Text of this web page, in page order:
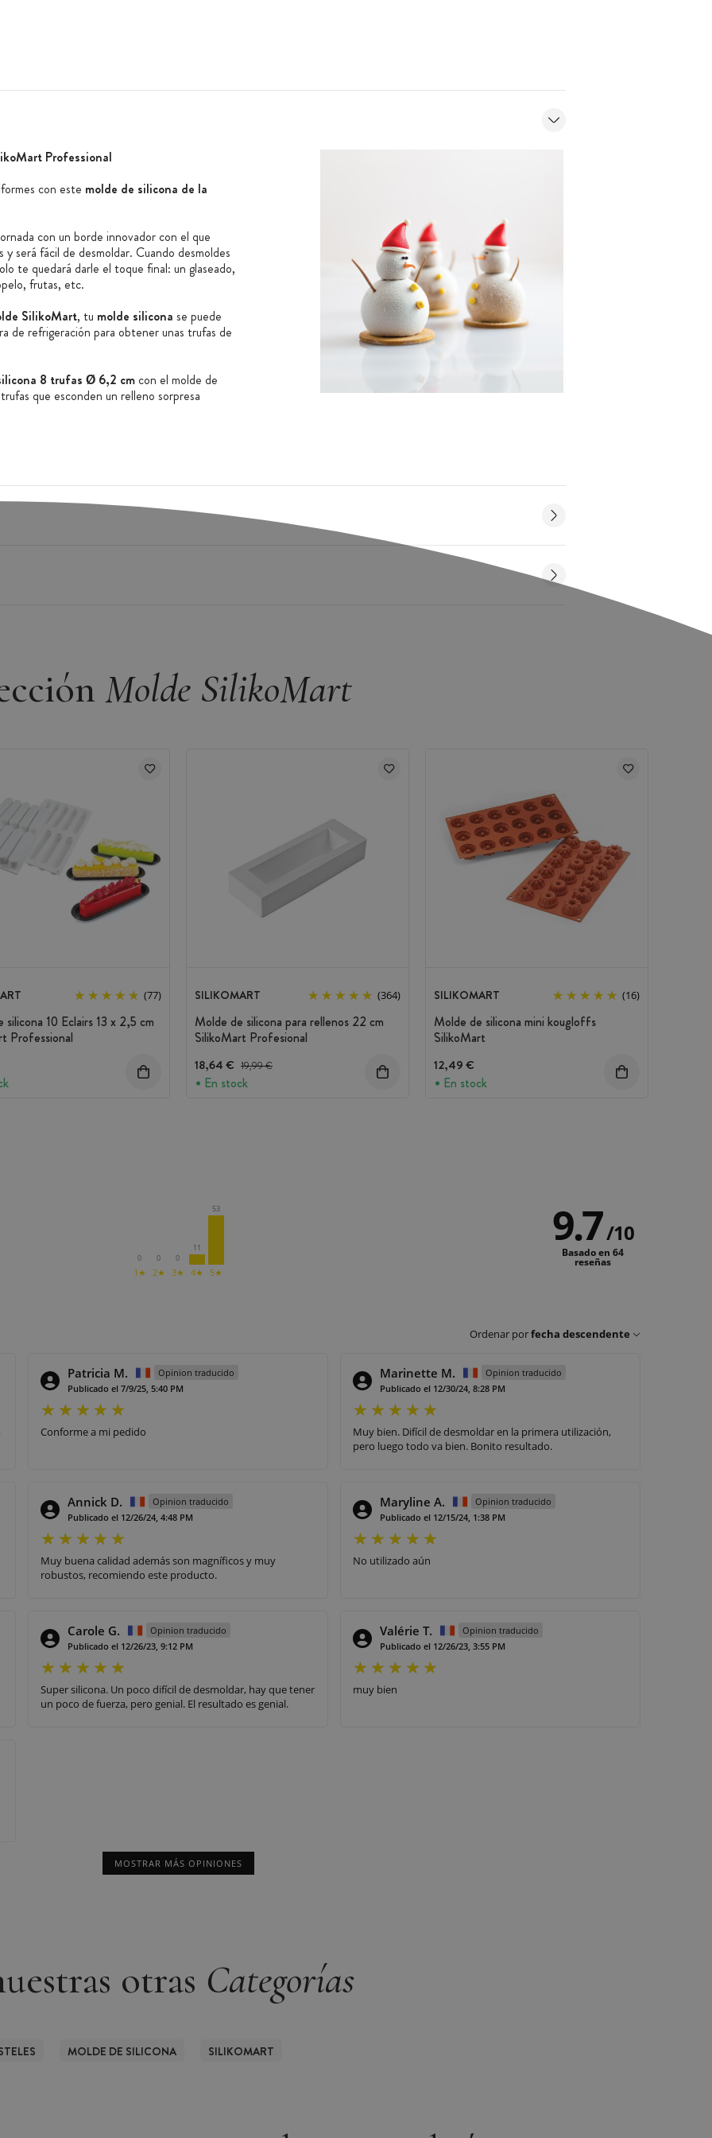
Professional
con este molde de silicona de la
con un borde innovador con el que
será fácil de desmoldar. Cuando desmoldes
te quedará darle el toque final: un glaseado,
frutas, etc.
SilikoMart, tu molde silicona se puede
de refrigeración para obtener unas trufas de
8 trufas Ø 6,2 cmcon el molde de
que esconden un relleno sorpresa
(desde -60 °C hasta 230 °C)Molde SilikoMart
(77)
silicona 10 Eclairs 13 x 2,5 cm
Professional
SILIKOMART (364)
Molde de silicona para rellenos 22 cm
SilikoMart Profesional
18,64 € Precio antes del descuento
19,99 €
En stock
SILIKOMART (16)
Molde de silicona mini kougloffs
SilikoMart
12,49 €
En stock
0
1★
0
2★
0
3★
11
4★
53
5★
9.7/10
Basado en 64
reseñas
Ordenar porfecha descendente
Patricia M.
Opinion traducido
Publicado el 7/9/25, 5:40 PM
Conforme a mi pedido
Marinette M.
Opinion traducido
Publicado el 12/30/24, 8:28 PM
Muy bien. Difícil de desmoldar en la primera utilización,
pero luego todo va bien. Bonito resultado.
Annick D.
Opinion traducido
Publicado el 12/26/24, 4:48 PM
Muy buena calidad además son magníficos y muy
robustos, recomiendo este producto.
Maryline A.
Opinion traducido
Publicado el 12/15/24, 1:38 PM
No utilizado aún
Carole G.
Opinion traducido
Publicado el 12/26/23, 9:12 PM
Super silicona. Un poco difícil de desmoldar, hay que tener
un poco de fuerza, pero genial. El resultado es genial.
Valérie T.
Opinion traducido
Publicado el 12/26/23, 3:55 PM
muy bien
MOSTRAR MÁS OPINIONES
otras Categorías
MOLDE DE SILICONA SILIKOMART